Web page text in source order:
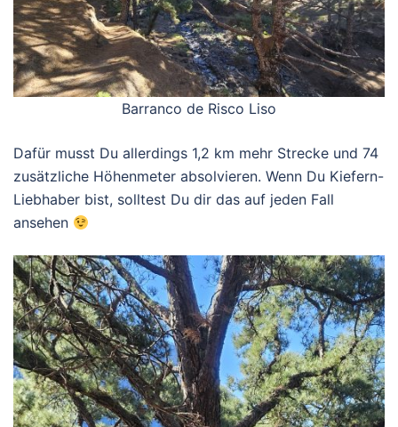
Barranco de Risco Liso
Dafür musst Du allerdings 1,2 km mehr Strecke und 74
zusätzliche Höhenmeter absolvieren. Wenn Du Kiefern-
Liebhaber bist, solltest Du dir das auf jeden Fall
ansehen